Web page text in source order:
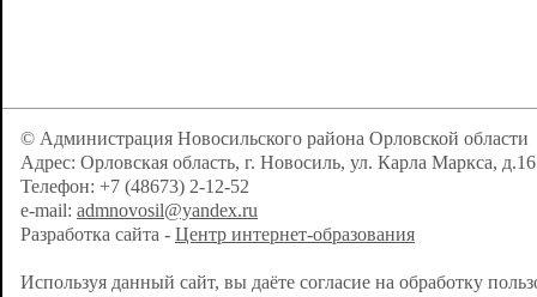
© Администрация Новосильского района Орловской области
Адрес: Орловская область, г. Новосиль, ул. Карла Маркса, д.16
Телефон: +7 (48673) 2-12-52
e-mail: admnovosil@yandex.ru
Разработка сайта - Центр интернет-образования
Используя данный сайт, вы даёте согласие на обработку